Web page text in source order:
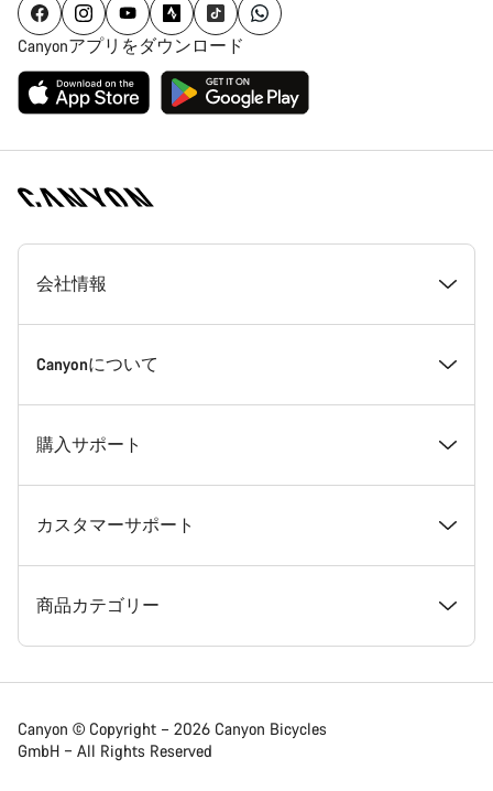
Canyonアプリをダウンロード
[footer.linksList.title]
会社情報
受賞歴
採用情報
ニュースルーム
利用規約
特定商法取引法に基づく表示
個人情報保護方針
Canyonについて
ニュース＆ストーリー
ヒントとアドバイス
Canyon本社旗艦店のご案内
メンバー特典
Canyon App
購入サポート
おすすめモデル診断
在庫ありのバイク
フレームサイズ診断
バイク比較
カスタマーサポート
サポートセンター
メンテナンス・納車・試乗 拠点
配送・送料・関税・消費税
商品カテゴリー
ロード
Canyon © Copyright – 2026 Canyon Bicycles
GmbH – All Rights Reserved